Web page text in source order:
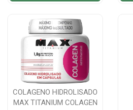
COLAGENO HIDROLISADO
MAX TITANIUM COLAGEN